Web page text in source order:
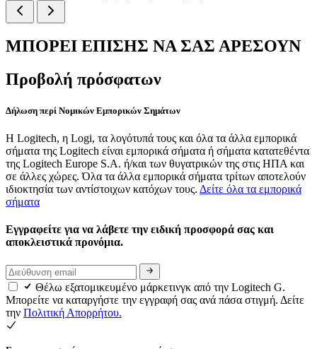
ΜΠΟΡΕΙ ΕΠΙΣΗΣ ΝΑ ΣΑΣ ΑΡΕΣΟΥΝ
Προβολή πρόσφατων
Δήλωση περί Νομικών Εμπορικών Σημάτων
Η Logitech, η Logi, τα λογότυπά τους και όλα τα άλλα εμπορικά
σήματα της Logitech είναι εμπορικά σήματα ή σήματα κατατεθέντα
της Logitech Europe S.A. ή/και των θυγατρικών της στις ΗΠΑ και
σε άλλες χώρες. Όλα τα άλλα εμπορικά σήματα τρίτων αποτελούν
ιδιοκτησία των αντίστοιχων κατόχων τους. Δείτε όλα τα εμπορικά
σήματα
Εγγραφείτε για να λάβετε την ειδική προσφορά σας και
αποκλειστικά προνόμια.
Θέλω εξατομικευμένο μάρκετινγκ από την Logitech G.
Μπορείτε να καταργήστε την εγγραφή σας ανά πάσα στιγμή. Δείτε
την Πολιτική Απορρήτου.